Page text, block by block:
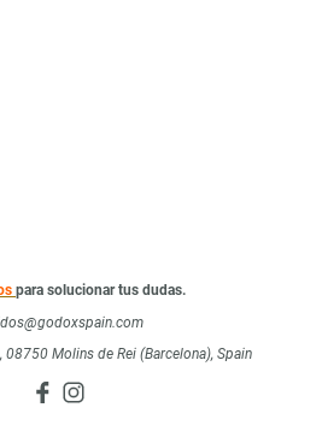
para solucionar tus dudas.
Molins de Rei (Barcelona), Spain